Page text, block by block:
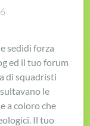
sedidi forza
ed il tuo forum
di squadristi
le
a coloro che
Il tuo